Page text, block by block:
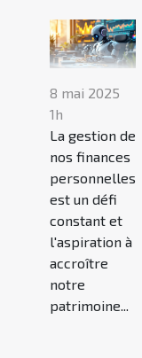
8 mai 2025
1h
La gestion de
nos finances
personnelles
est un défi
constant et
l'aspiration à
accroître
notre
patrimoine...